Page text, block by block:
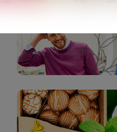
Леныра
Котофей — всё к